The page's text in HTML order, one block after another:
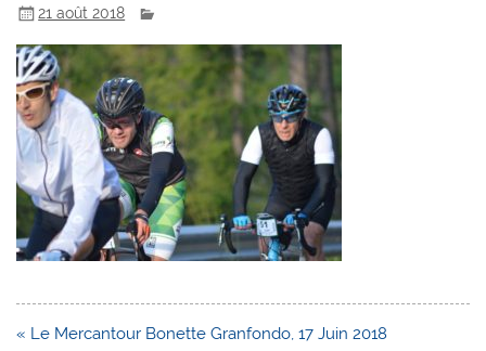
21 août 2018
Navigation
« Le Mercantour Bonette Granfondo, 17 Juin 2018